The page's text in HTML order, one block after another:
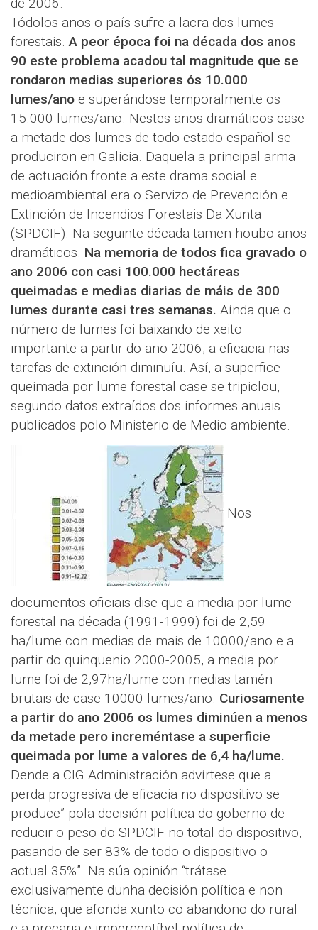
de 2006.
Tódolos anos o país sufre a lacra dos lumes
forestais.A peor época foi na década dos anos
90 este problema acadou tal magnitude que se
rondaron medias superiores ós 10.000
lumes/ano e superándose temporalmente os
15.000 lumes/ano. Nestes anos dramáticos case
a metade dos lumes de todo estado español se
produciron en Galicia. Daquela a principal arma
de actuación fronte a este drama social e
medioambiental era o Servizo de Prevención e
Extinción de Incendios Forestais Da Xunta
(SPDCIF). Na seguinte década tamen houbo anos
dramáticos. Na memoria de todos fica gravado o
ano 2006 con casi 100.000 hectáreas
queimadas e medias diarias de máis de 300
lumes durante casi tres semanas. Aínda que o
número de lumes foi baixando de xeito
importante a partir do ano 2006, a eficacia nas
tarefas de extinción diminuíu. Así, a superfice
queimada por lume forestal case se tripiclou,
segundo datos extraídos dos informes anuais
publicados polo Ministerio de Medio ambiente.
Nos
documentos oficiais dise que a media por lume
forestal na década (1991-1999) foi de 2,59
ha/lume con medias de mais de 10000/ano e a
partir do quinquenio 2000-2005, a media por
lume foi de 2,97ha/lume con medias tamén
brutais de case 10000 lumes/ano. Curiosamente
a partir do ano 2006 os lumes diminúen a menos
da metade pero increméntase a superficie
queimada por lume a valores de 6,4 ha/lume.
Dende a CIG Administración advírtese que a
perda progresiva de eficacia no dispositivo se
produce” pola decisión política do goberno de
reducir o peso do SPDCIF no total do dispositivo,
pasando de ser 83% de todo o dispositivo o
actual 35%”. Na súa opinión “trátase
exclusivamente dunha decisión política e non
técnica, que afonda xunto co abandono do rural